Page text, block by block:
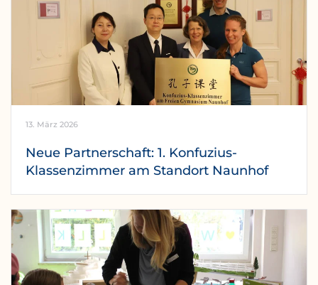
13. März 2026
Neue Partnerschaft: 1. Konfuzius-
Klassenzimmer am Standort Naunhof